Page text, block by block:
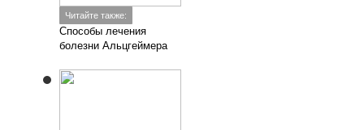
Читайте также:
Способы лечения
болезни Альцгеймера